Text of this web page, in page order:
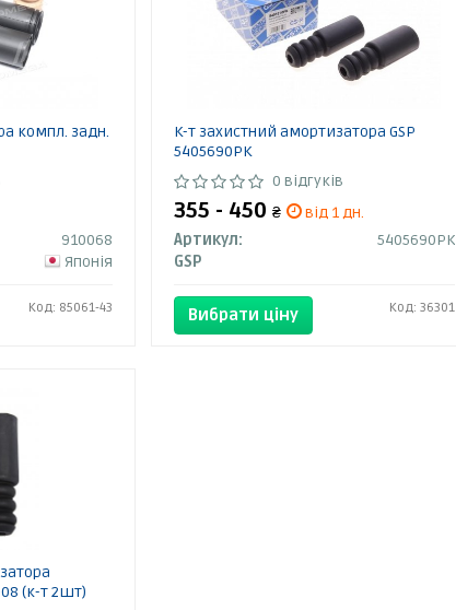
компл. задн.
910068
Японія
Код: 85061-43
К-т захистний амортизатора GSP
5405690PK
0 відгуків
355 - 450 ₴
від 1 дн.
Артикул:
5405690PK
GSP
Вибрати ціну Код: 36301
(к-т 2шт)